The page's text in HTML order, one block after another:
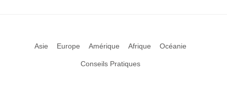
Asie Europe Amérique Afrique Océanie
Conseils Pratiques